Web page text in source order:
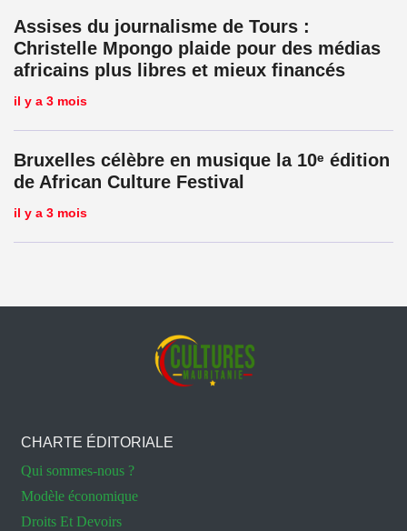
Assises du journalisme de Tours :
Christelle Mpongo plaide pour des médias
africains plus libres et mieux financés
il y a 3 mois
Bruxelles célèbre en musique la 10ᵉ édition
de African Culture Festival
il y a 3 mois
CHARTE ÉDITORIALE
Qui sommes-nous ?
Modèle économique
Droits Et Devoirs